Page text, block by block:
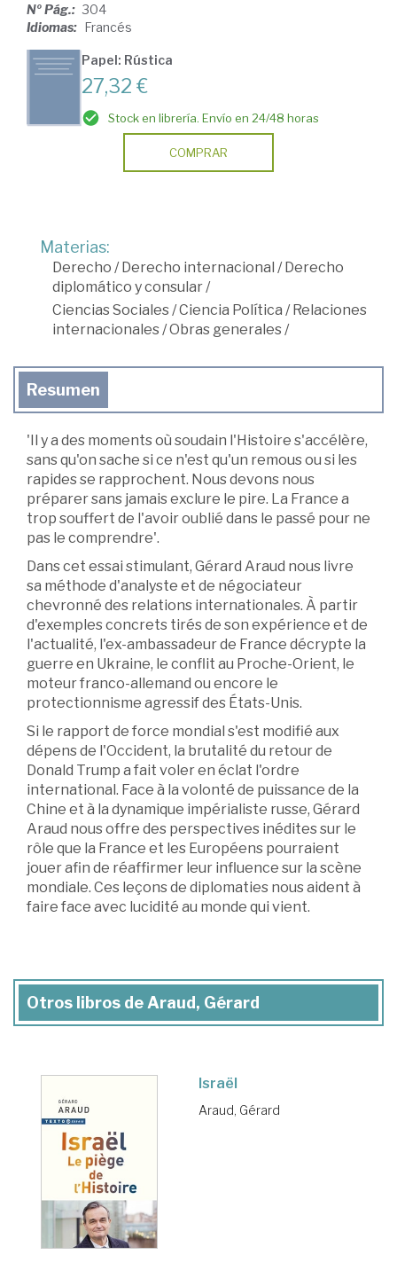
Nº Pág.: 304
Idiomas: Francés
Papel: Rústica
27,32 €
Stock en librería. Envío en 24/48 horas
COMPRAR
Materias:
Derecho /Derecho internacional /Derecho
diplomático y consular /
Ciencias Sociales /Ciencia Política /Relaciones
internacionales /Obras generales /
Resumen
'Il y a des moments où soudain l'Histoire s'accélère,
sans qu'on sache si ce n'est qu'un remous ou si les
rapides se rapprochent. Nous devons nous
préparer sans jamais exclure le pire. La France a
trop souffert de l'avoir oublié dans le passé pour ne
pas le comprendre'.
Dans cet essai stimulant, Gérard Araud nous livre
sa méthode d'analyste et de négociateur
chevronné des relations internationales. À partir
d'exemples concrets tirés de son expérience et de
l'actualité, l'ex-ambassadeur de France décrypte la
guerre en Ukraine, le conflit au Proche-Orient, le
moteur franco-allemand ou encore le
protectionnisme agressif des États-Unis.
Si le rapport de force mondial s'est modifié aux
dépens de l'Occident, la brutalité du retour de
Donald Trump a fait voler en éclat l'ordre
international. Face à la volonté de puissance de la
Chine et à la dynamique impérialiste russe, Gérard
Araud nous offre des perspectives inédites sur le
rôle que la France et les Européens pourraient
jouer afin de réaffirmer leur influence sur la scène
mondiale. Ces leçons de diplomaties nous aident à
faire face avec lucidité au monde qui vient.
Otros libros de Araud, Gérard
Israël
Araud, Gérard